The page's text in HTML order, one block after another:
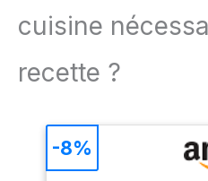
cuisine
recette ?
-8%